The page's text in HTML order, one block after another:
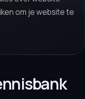
om je website te